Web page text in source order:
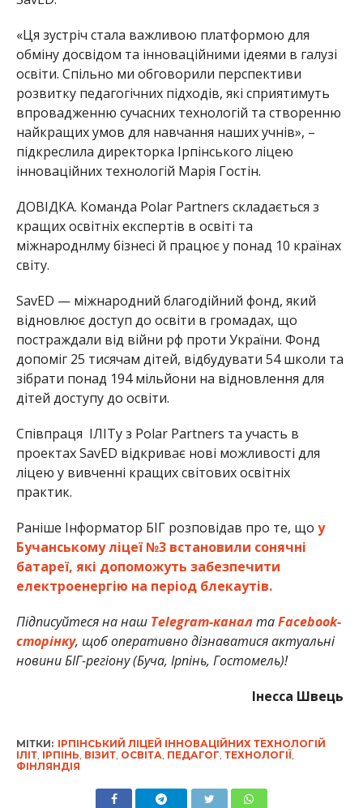
«Ця зустріч стала важливою платформою для
обміну досвідом та інноваційними ідеями в галузі
освіти. Спільно ми обговорили перспективи
розвитку педагогічних підходів, які сприятимуть
впровадженню сучасних технологій та створенню
найкращих умов для навчання наших учнів», –
підкреслила директорка Ірпінського ліцею
інноваційних технологій Марія Гостін.
ДОВІДКА. Команда Polar Partners складається з
кращих освітніх експертів в освіті та
міжнароднлму бізнесі й працює у понад 10 країнах
світу.
SavED — міжнародний благодійний фонд, який
відновлює доступ до освіти в громадах, що
постраждали від війни рф проти України. Фонд
допоміг 25 тисячам дітей, відбудувати 54 школи та
зібрати понад 194 мільйони на відновлення для
дітей доступу до освіти.
Співпраця ІЛІТу з Polar Partners та участь в
проектах SavED відкриває нові можливості для
ліцею у вивченні кращих світових освітніх
практик.
Раніше Інформатор БІГ розповідав про те, що у
Бучанському ліцеї №3 встановили сонячні
батареї, які допоможуть забезпечити
електроенергію на період блекаутів.
Підписуйтесяна наш Telegram-канал таFacebook-
сторінку, щоб оперативно дізнаватися актуальні
новини БІГ-регіону (Буча, Ірпінь, Гостомель)!
Інесса Швець
МІТКИ: ІРПІНСЬКИЙ ЛІЦЕЙ ІННОВАЦІЙНИХ ТЕХНОЛОГІЙ
ІЛІТ, ІРПІНЬ, ВІЗИТ, ОСВІТА, ПЕДАГОГ, ТЕХНОЛОГІЇ,
ФІНЛЯНДІЯ